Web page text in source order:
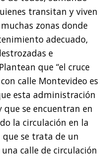
transitan y viven
zonas donde
adecuado,
e
que “el cruce
calle Montevideo es
esta administración
se encuentran en
la circulación en la
se trata de un
calle de circulación